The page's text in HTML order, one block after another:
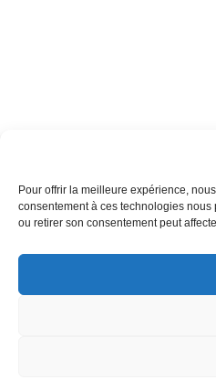
Pour offrir la meilleure expérience,
consentement à ces technologies
ou retirer son consentement peut